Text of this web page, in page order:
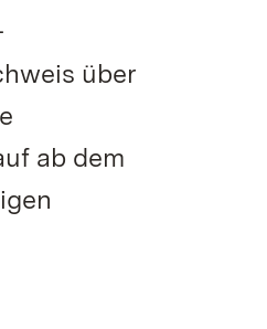
über
ab dem